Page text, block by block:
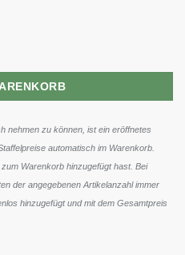
nehmen zu können, ist ein eröffnetes
automatisch im Warenkorb.
Warenkorb hinzugefügt hast. Bei
der angegebenen Artikelanzahl immer
hinzugefügt und mit dem Gesamtpreis